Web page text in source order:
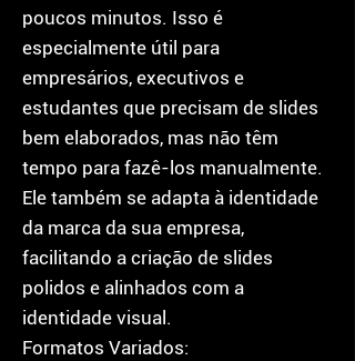
poucos minutos. Isso é
especialmente útil para
empresários, executivos e
estudantes que precisam de slides
bem elaborados, mas não têm
tempo para fazê-los manualmente.
Ele também se adapta à identidade
da marca da sua empresa,
facilitando a criação de slides
polidos e alinhados com a
identidade visual.
Formatos Variados: